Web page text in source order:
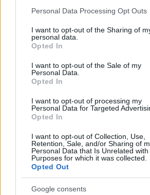
Please note that this website/app uses
not limited to your visit or usage
grant or deny consent to Google and its
use your data for below specified
consent section.
Personal Data Processing Opt Outs
I want to opt-out of the Sharing of
personal data.
Opted In
I want to opt-out of the Sale of my
Personal Data.
Opted In
I want to opt-out of processing my
Personal Data for Targeted
Opted In
I want to opt-out of Collection, Use,
Retention, Sale, and/or Sharing of
Personal Data that Is Unrelated
Purposes for which it was collected.
Opted Out
Google consents
A PTC partneri viszonyba lépett a
céljuk a 3DP és az Industry 4.0 a
gyára jegyében történő egyesítése.